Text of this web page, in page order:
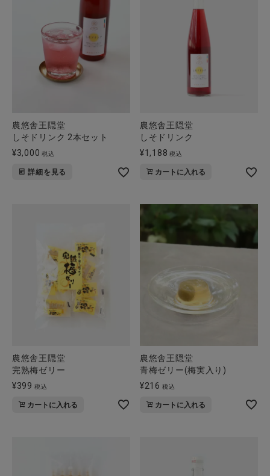
ご利用ガイド
お問い合わせ
ショップリスト
農悠舎王隠堂
しそドリンク 2本セット
¥3,000 税込
詳細を見る
農悠舎王隠堂
しそドリンク
¥1,188 税込
カートに入れる
農悠舎王隠堂
完熟梅ゼリー
¥399 税込
カートに入れる
農悠舎王隠堂
青梅ゼリー(梅実入り)
¥216 税込
カートに入れる